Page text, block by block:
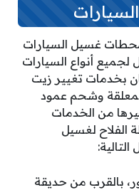
غسيل السيارات
أنواع السيارات
بخدمات تغيير زيت
وشحم عمود
من الخدمات
الفلاح لغسيل
بالقرب من حديقة